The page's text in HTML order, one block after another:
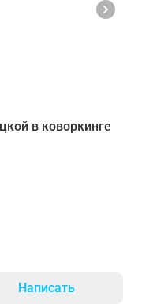
в коворкинге
Написать